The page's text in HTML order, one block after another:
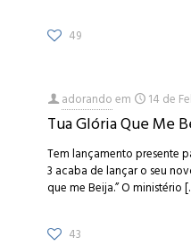
49
adorandoem 14 de
Tua Glória Que Me
Tem lançamento presente
3 acaba de lançar o seu
que me Beija.” O ministério
43